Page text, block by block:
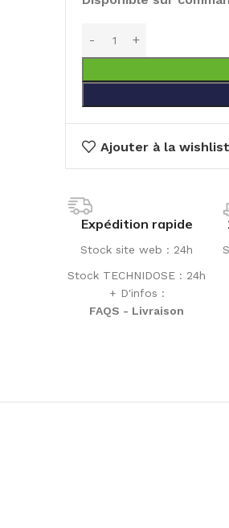
Ajouter à la
Expédition rapide
Stock site web : 24h
Stock TECHNIDOSE : 24h
+ D'infos :
FAQS - Livraison